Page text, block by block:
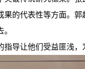
果的代表性等方面。郭
导让他们受益匪浅，